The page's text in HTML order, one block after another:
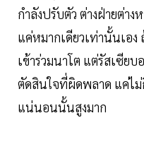
กำลังปรับตัว ต่างฝ่ายต่า
แค่หมากเดียวเท่านั้นเอ
เข้าร่วมนาโต แต่รัสเซียบ
ตัดสินใจที่ผิดพลาด แค่ไม่
แน่นอนนั้นสูงมาก